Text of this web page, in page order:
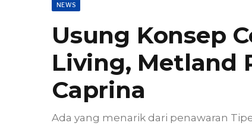
NEWS
Usung Konsep
Living, Metland
Caprina
Ada yang menarik dari penawaran